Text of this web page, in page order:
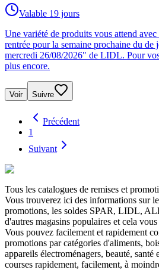
Valable 19 jours
Une variété de produits vous attend
rentrée pour la semaine prochaine du de
mercredi 26/08/2026" de LIDL. Pour
plus encore.
Voir Suivre
Précédent
1
Suivant
Tous les catalogues de remises et
Vous trouverez ici des informations sur
promotions, les soldes SPAR, LIDL,
d'autres magasins populaires et cela
Vous pouvez facilement et rapidement
promotions par catégories d'aliments,
appareils électroménagers, beauté, santé
courses rapidement, facilement, à